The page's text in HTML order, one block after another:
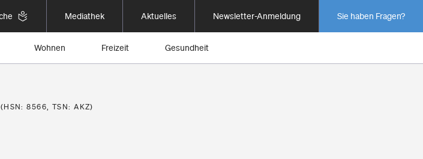
Mediathek Aktuelles Newsletter-Anmeldung Sie haben Fragen?
Wohnen Freizeit Gesundheit
8566, TSN: AKZ)